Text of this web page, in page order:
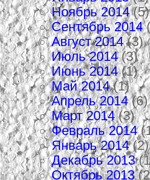
Ноябрь 2014(5)
Сентябрь 2014
Август 2014(3)
Июль 2014(3)
Июнь 2014(1)
Май 2014(1)
Апрель 2014(6)
Март 2014(3)
Февраль 2014
Январь 2014(2)
Декабрь 2013
Октябрь 2013